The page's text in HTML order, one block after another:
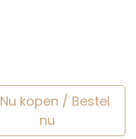
Nu kopen / Bestel
nu